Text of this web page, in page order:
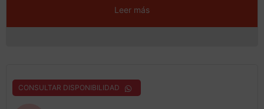
CONSULTAR DISPONIBILIDAD